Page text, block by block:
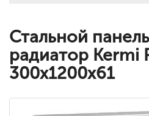
Стальной
радиатор Kermi
300x1200x61